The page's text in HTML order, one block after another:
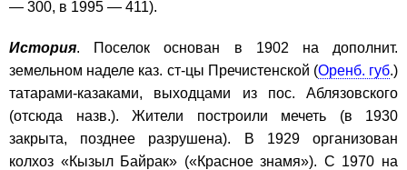
— 300, в 1995 — 411).
История. Поселок основан в 1902 на дополнит.
земельном наделе каз. ст-цы Пречистенской (Оренб. губ.)
татарами-казаками, выходцами из пос. Аблязовского
(отсюда назв.). Жители построили мечеть (в 1930
закрыта, позднее разрушена). В 1929 организован
колхоз «Кызыл Байрак» («Красное знамя»). С 1970 на